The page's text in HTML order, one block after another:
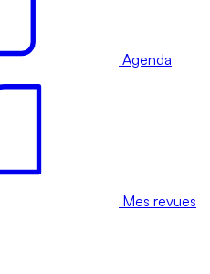
Agenda
Mes revues